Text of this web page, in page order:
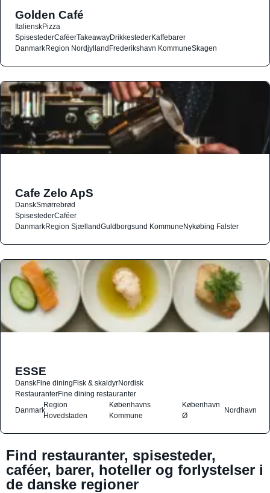
Golden Café
ItalienskPizza
SpisestederCaféerTakeawayDrikkestederKaffebarer
DanmarkRegion NordjyllandFrederikshavn KommuneSkagen
Cafe Zelo ApS
DanskSmørrebrød
SpisestederCaféer
DanmarkRegion SjællandGuldborgsund KommuneNykøbing Falster
ESSE
DanskFine diningFisk & skaldyrNordisk
RestauranterFine dining restauranter
Danmark
Region
Hovedstaden
Københavns
Kommune
København
Ø
Nordhavn
Find restauranter, spisesteder,
caféer, barer, hoteller og forlystelser i
de danske regioner